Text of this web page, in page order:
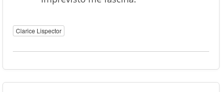
Clarice Lispector